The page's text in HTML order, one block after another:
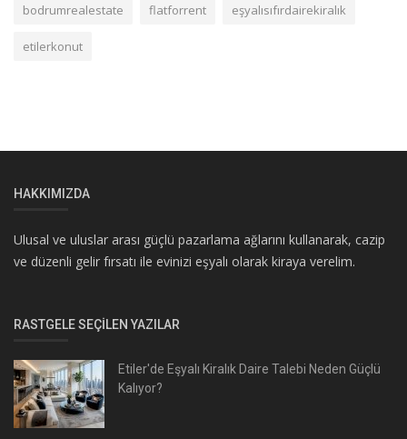
bodrumrealestate flatforrent eşyalısıfırdairekiralık
etilerkonut
HAKKIMIZDA
Ulusal ve uluslar arası güçlü pazarlama ağlarını kullanarak, cazip
ve düzenli gelir fırsatı ile evinizi eşyalı olarak kiraya verelim.
RASTGELE SEÇILEN YAZILAR
Etiler'de Eşyalı Kiralık Daire Talebi Neden Güçlü
Kalıyor?